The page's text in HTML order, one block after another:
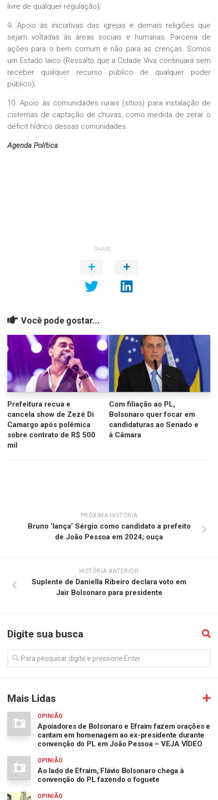
livre de qualquer regulação);
9. Apoio às iniciativas das igrejas e demais religiões que
sejam voltadas às áreas sociais e humanas. Parceria de
ações para o bem comum e não para as crenças. Somos
um Estado laico (Ressalto que a Cidade Viva continuará sem
receber qualquer recurso público de qualquer poder
público);
10. Apoio às comunidades rurais (sítios) para instalação de
cisternas de captação de chuvas, como medida de zerar o
déficit hídrico dessas comunidades.
Agenda Política
SHARE
Você pode gostar...
Prefeitura recua e
cancela show de Zezé Di
Camargo após polêmica
sobre contrato de R$ 500
mil
Com filiação ao PL,
Bolsonaro quer focar em
candidaturas ao Senado e
à Câmara
PRÓXIMA HISTÓRIA
Bruno ‘lança’ Sérgio como candidato a prefeito
de João Pessoa em 2024; ouça
HISTÓRIA ANTERIOR
Suplente de Daniella Ribeiro declara voto em
Jair Bolsonaro para presidente
Digite sua busca
Mais Lidas
OPINIÃO
Apoiadores de Bolsonaro e Efraim fazem orações e
cantam em homenagem ao ex-presidente durante
convenção do PL em João Pessoa – VEJA VÍDEO
OPINIÃO
Ao lado de Efraim, Flávio Bolsonaro chega à
convenção do PL fazendo o foguete
OPINIÃO